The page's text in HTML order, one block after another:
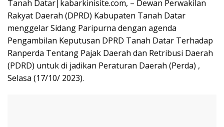
Tanah Datar|kabarkinisite.com, – Dewan Perwakilan
Rakyat Daerah (DPRD) Kabupaten Tanah Datar
menggelar Sidang Paripurna dengan agenda
Pengambilan Keputusan DPRD Tanah Datar Terhadap
Ranperda Tentang Pajak Daerah dan Retribusi Daerah
(PDRD) untuk di jadikan Peraturan Daerah (Perda) ,
Selasa (17/10/ 2023).